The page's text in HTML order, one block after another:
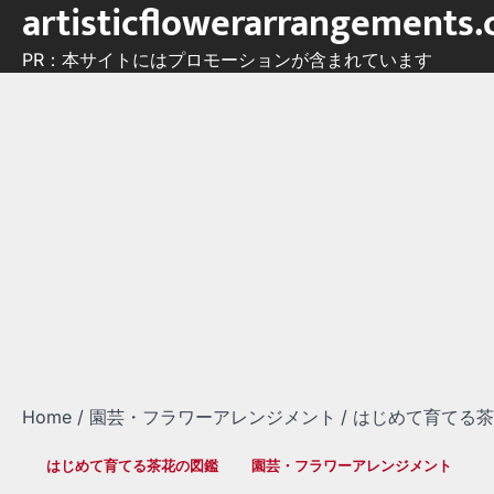
Skip
content
PR：本サイトにはプロモーションが含まれています
Home 園芸・フラワーアレンジメント はじめて育てる
はじめて育てる茶花の図鑑 園芸・フラワーアレンジメント